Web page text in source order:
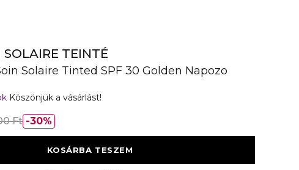
SOLAIRE TEINTÉ
Solaire Tinted SPF 30 Golden Napozo
Köszönjük a vásárlást!
30%
Ft